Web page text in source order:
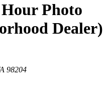
Photo
Dealer)
98204